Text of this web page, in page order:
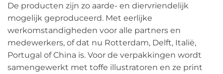
De producten zijn zo aarde- en diervriendelijk
mogelijk geproduceerd. Met eerlijke
werkomstandigheden voor alle partners en
medewerkers, of dat nu Rotterdam, Delft, Italië,
Portugal of China is. Voor de verpakkingen wordt
samengewerkt met toffe illustratoren en ze print